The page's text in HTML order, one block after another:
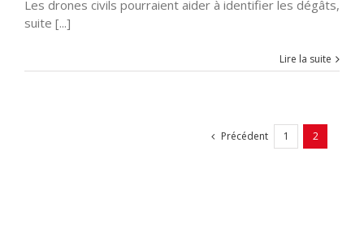
Les drones civils pourraient aider à identifier les dégâts,
suite [...]
Lire la suite
Précédent 1 2